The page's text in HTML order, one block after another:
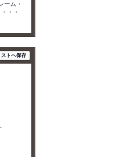
ム・
・・
トへ保存